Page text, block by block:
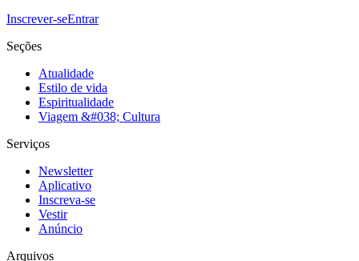
Inscrever-seEntrar
Seções
Atualidade
Estilo de vida
Espiritualidade
Viagem &#038; Cultura
Serviços
Newsletter
Aplicativo
Inscreva-se
Vestir
Anúncio
Arquivos